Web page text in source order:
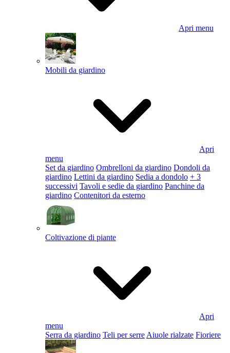
Apri menu
Mobili da giardino
Apri
menu
Set da giardino Ombrelloni da giardino Dondoli da
giardino Lettini da giardino Sedia a dondolo + 3
successivi Tavoli e sedie da giardino Panchine da
giardino Contenitori da esterno
Coltivazione di piante
Apri
menu
Serra da giardino Teli per serre Aiuole rialzate Fioriere